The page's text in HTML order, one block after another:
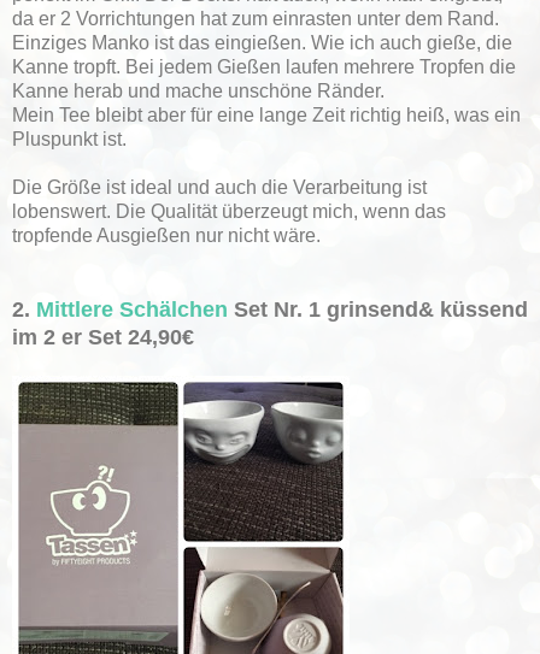
da er 2 Vorrichtungen hat zum einrasten unter dem Rand.
Einziges Manko ist das eingießen. Wie ich auch gieße, die
Kanne tropft. Bei jedem Gießen laufen mehrere Tropfen die
Kanne herab und mache unschöne Ränder.
Mein Tee bleibt aber für eine lange Zeit richtig heiß, was ein
Pluspunkt ist.
Die Größe ist ideal und auch die Verarbeitung ist
lobenswert. Die Qualität überzeugt mich, wenn das
tropfende Ausgießen nur nicht wäre.
2. Mittlere Schälchen Set Nr. 1 grinsend& küssend
im 2 er Set 24,90€